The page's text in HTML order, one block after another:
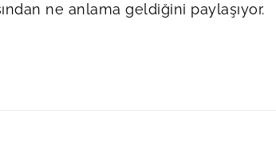
ne anlama geldiğini paylaşıyor.